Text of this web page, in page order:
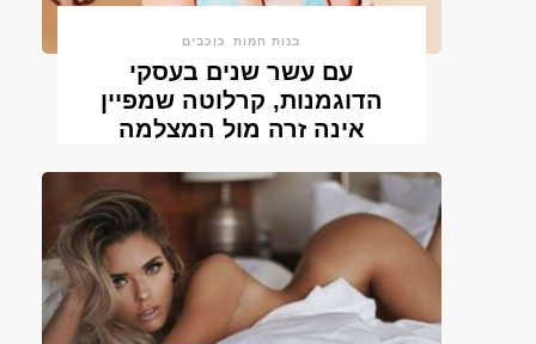
בנות חמות כוכבים
עם עשר שנים בעסקי
הדוגמנות, קרלוטה שמפיין
אינה זרה מול המצלמה